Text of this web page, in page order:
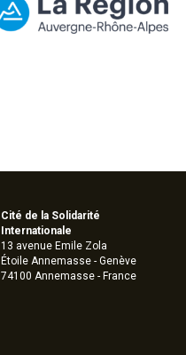
Cité de la Solidarité
Internationale
13 avenue Emile Zola
Étoile Annemasse - Genève
74100 Annemasse - France